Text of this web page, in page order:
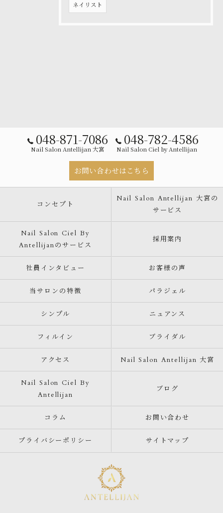
ネイリスト
048-871-7086
Nail Salon Antellijan 大宮
048-782-4586
Nail Salon Ciel by Antellijan
お問い合わせはこちら
コンセプト
Nail Salon Antellijan 大宮の
サービス
Nail Salon Ciel By
Antellijanのサービス
採用案内
社員インタビュー お客様の声
当サロンの特徴 パラジェル
シンプル ニュアンス
フィルイン ブライダル
アクセス Nail Salon Antellijan 大宮
Nail Salon Ciel By
Antellijan
ブログ
コラム お問い合わせ
プライバシーポリシー サイトマップ